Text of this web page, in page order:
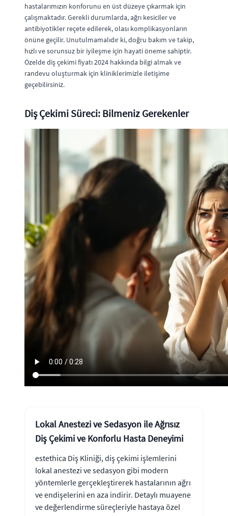
hastalarımızın konforunu en üst düzeye çıkarmak için
çalışmaktadır. Gerekli durumlarda, ağrı kesiciler ve
antibiyotikler reçete edilerek, olası komplikasyonların
önüne geçilir. Unutulmamalıdır ki, doğru bakım ve takip,
hızlı ve sorunsuz bir iyileşme için hayati öneme sahiptir.
Özelde diş çekimi fiyatı 2024 hakkında bilgi almak ve
randevu oluşturmak için kliniklerimizle iletişime
geçebilirsiniz.
Diş Çekimi Süreci: Bilmeniz Gerekenler
Lokal Anestezi ve Sedasyon ile Ağrısız
Diş Çekimi ve Konforlu Hasta Deneyimi
estethica Diş Kliniği, diş çekimi işlemlerini
lokal anestezi ve sedasyon gibi modern
yöntemlerle gerçekleştirerek hastalarının ağrı
ve endişelerini en aza indirir. Detaylı muayene
ve değerlendirme süreçleriyle hastaya özel